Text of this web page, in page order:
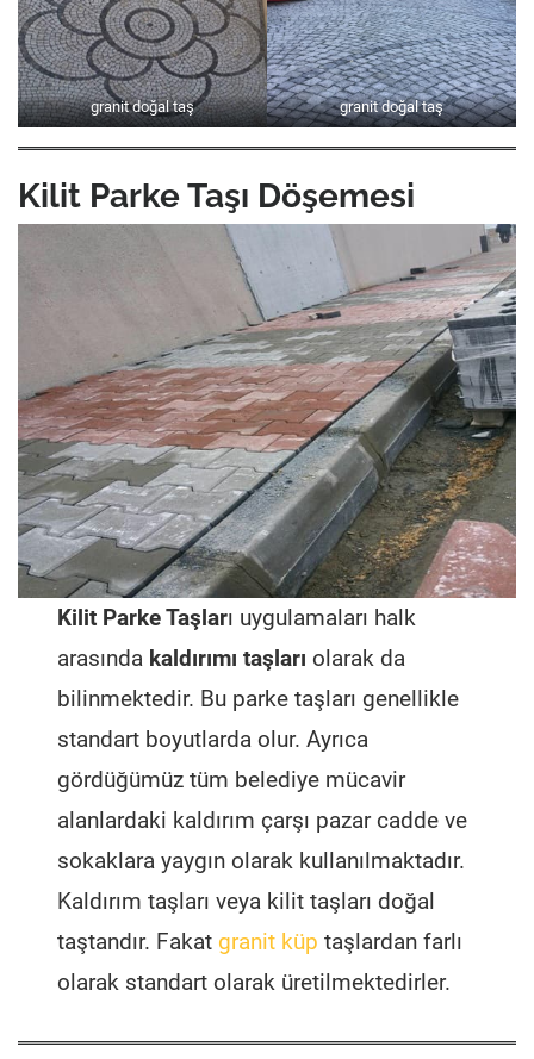
granit doğal taş granit doğal taş
Kilit Parke Taşı Döşemesi
Kilit Parke Taşları uygulamaları halk
arasında kaldırımı taşları olarak da
bilinmektedir. Bu parke taşları genellikle
standart boyutlarda olur. Ayrıca
gördüğümüz tüm belediye mücavir
alanlardaki kaldırım çarşı pazar cadde ve
sokaklara yaygın olarak kullanılmaktadır.
Kaldırım taşları veya kilit taşları doğal
taştandır. Fakat granit küp taşlardan farlı
olarak standart olarak üretilmektedirler.